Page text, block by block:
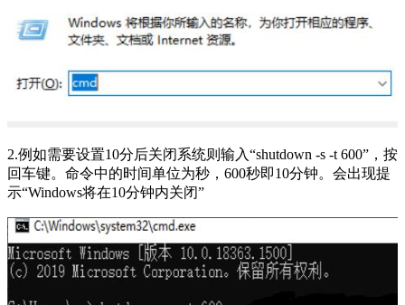
2.例如需要设置10分后关闭系统则输入“shutdown -s -t 600”，按
回车键。命令中的时间单位为秒，600秒即10分钟。会出现提
示“Windows将在10分钟内关闭”